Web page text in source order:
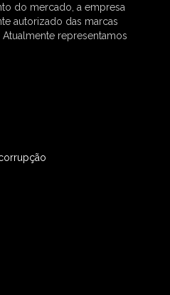
do mercado, a empresa
autorizado das marcas
representamos